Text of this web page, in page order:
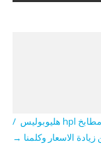
اسعار مطابخ hpl هليوبوليس /
الاسعار وكلمنا →